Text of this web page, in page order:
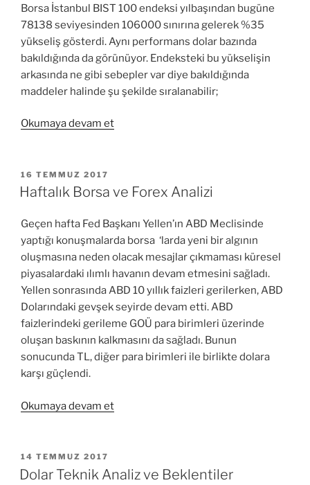
Borsa İstanbul BIST 100 endeksi yılbaşından bugüne
78138 seviyesinden 106000 sınırına gelerek %35
yükseliş gösterdi. Aynı performans dolar bazında
bakıldığında da görünüyor. Endeksteki bu yükselişin
arkasında ne gibi sebepler var diye bakıldığında
maddeler halinde şu şekilde sıralanabilir;
Okumaya devam et“Borsa
Beklentiler
YAYIM
TARIHI
16 TEMMUZ 2017
Haftalık Borsa ve Forex Analizi
Geçen hafta Fed Başkanı Yellen’ın ABD Meclisinde
yaptığı konuşmalarda borsa ‘larda yeni bir algının
oluşmasına neden olacak mesajlar çıkmaması küresel
piyasalardaki ılımlı havanın devam etmesini sağladı.
Yellen sonrasında ABD 10 yıllık faizleri gerilerken, ABD
Dolarındaki gevşek seyirde devam etti. ABD
faizlerindeki gerileme GOÜ para birimleri üzerinde
oluşan baskının kalkmasını da sağladı. Bunun
sonucunda TL, diğer para birimleri ile birlikte dolara
karşı güçlendi.
Okumaya devam et“Haftalık
Analizi”
YAYIM
TARIHI
14 TEMMUZ 2017
Dolar Teknik Analiz ve Beklentiler